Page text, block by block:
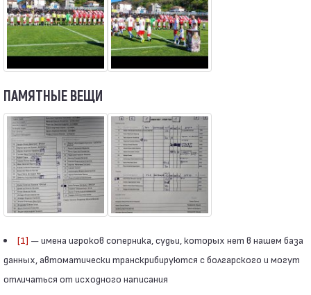
ПАМЯТНЫЕ ВЕЩИ
[1] — имена игроков соперника, судьи, которых нет в нашем база
данных, автоматически транскрибируются с болгарского и могут
отличаться от исходного написания